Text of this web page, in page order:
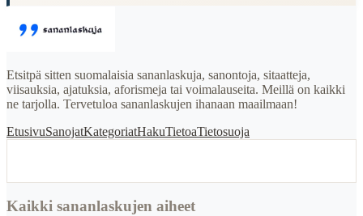
Etsitpä sitten suomalaisia sananlaskuja, sanontoja, sitaatteja,
viisauksia, ajatuksia, aforismeja tai voimalauseita. Meillä on kaikki
ne tarjolla. Tervetuloa sananlaskujen ihanaan maailmaan!
EtusivuSanojatKategoriatHakuTietoaTietosuoja
Kaikki sananlaskujen aiheet